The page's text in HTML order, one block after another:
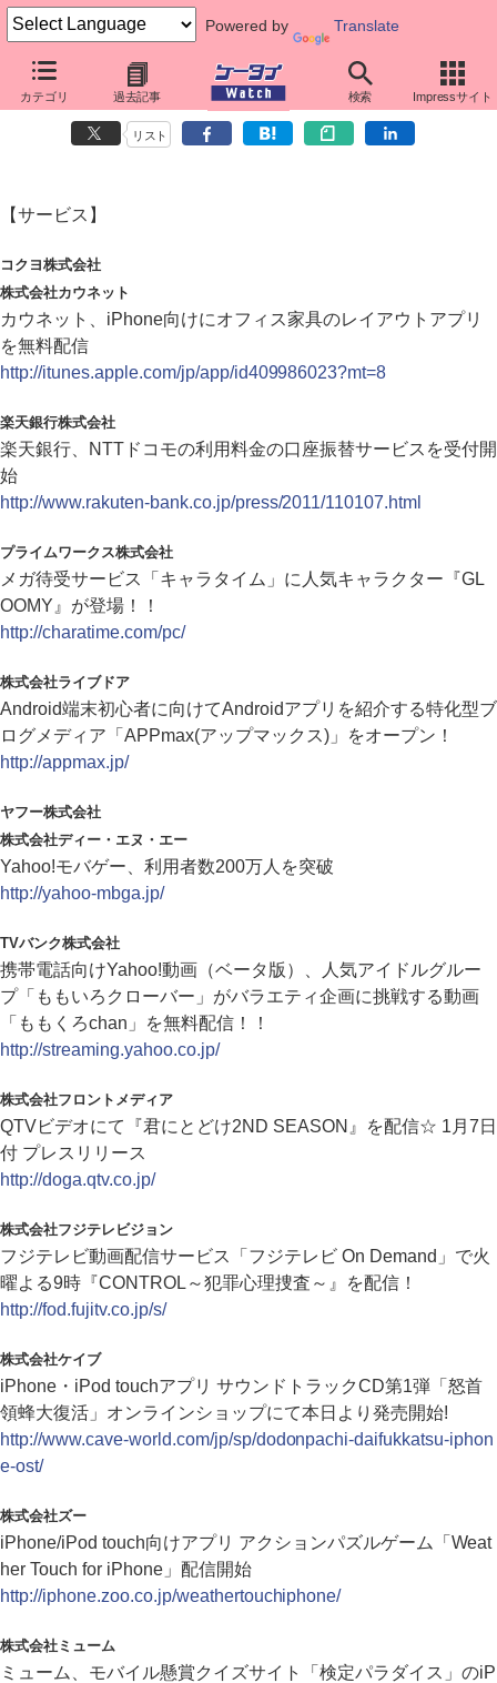
Powered by Translate
カテゴリ 過去記事 検索 Impressサイト
ダイジェストニュース（2011年1月7日）
リスト
【サービス】
コクヨ株式会社
株式会社カウネット
カウネット、iPhone向けにオフィス家具のレイアウトアプリ
を無料配信
http://itunes.apple.com/jp/app/id409986023?mt=8
楽天銀行株式会社
楽天銀行、NTTドコモの利用料金の口座振替サービスを受付開
始
http://www.rakuten-bank.co.jp/press/2011/110107.html
プライムワークス株式会社
メガ待受サービス「キャラタイム」に人気キャラクター『GL
OOMY』が登場！！
http://charatime.com/pc/
株式会社ライブドア
Android端末初心者に向けてAndroidアプリを紹介する特化型ブ
ログメディア「APPmax(アップマックス)」をオープン！
http://appmax.jp/
ヤフー株式会社
株式会社ディー・エヌ・エー
Yahoo!モバゲー、利用者数200万人を突破
http://yahoo-mbga.jp/
TVバンク株式会社
携帯電話向けYahoo!動画（ベータ版）、人気アイドルグルー
プ「ももいろクローバー」がバラエティ企画に挑戦する動画
「ももくろchan」を無料配信！！
http://streaming.yahoo.co.jp/
株式会社フロントメディア
QTVビデオにて『君にとどけ2ND SEASON』を配信☆ 1月7日
付 プレスリリース
http://doga.qtv.co.jp/
株式会社フジテレビジョン
フジテレビ動画配信サービス「フジテレビ On Demand」で火
曜よる9時『CONTROL～犯罪心理捜査～』を配信！
http://fod.fujitv.co.jp/s/
株式会社ケイブ
iPhone・iPod touchアプリ サウンドトラックCD第1弾「怒首
領蜂大復活」オンラインショップにて本日より発売開始!
http://www.cave-world.com/jp/sp/dodonpachi-daifukkatsu-iphon
e-ost/
株式会社ズー
iPhone/iPod touch向けアプリ アクションパズルゲーム「Weat
her Touch for iPhone」配信開始
http://iphone.zoo.co.jp/weathertouchiphone/
株式会社ミューム
ミューム、モバイル懸賞クイズサイト「検定パラダイス」のiP